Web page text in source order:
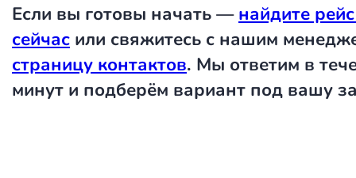
Если вы готовы начать —найдите
сейчас или свяжитесь с нашим
страницу контактов. Мы ответим в
минут и подберём вариант под вашу